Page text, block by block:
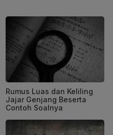
Rumus Luas dan Keliling
Jajar Genjang Beserta
Contoh Soalnya